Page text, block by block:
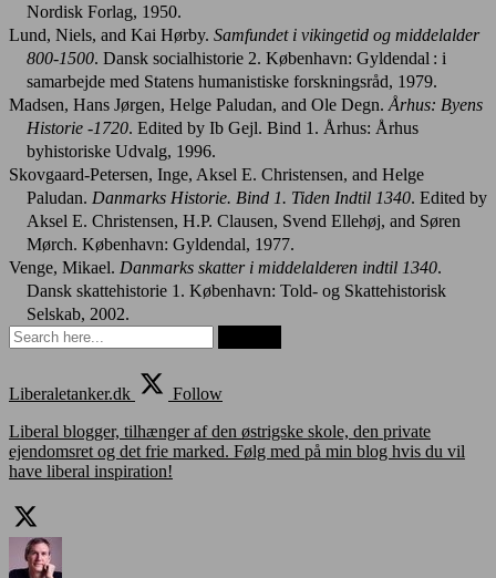
Nordisk Forlag, 1950.
Lund, Niels, and Kai Hørby. Samfundet i vikingetid og middelalder
800-1500. Dansk socialhistorie 2. København: Gyldendal : i
samarbejde med Statens humanistiske forskningsråd, 1979.
Madsen, Hans Jørgen, Helge Paludan, and Ole Degn. Århus: Byens
Historie -1720. Edited by Ib Gejl. Bind 1. Århus: Århus
byhistoriske Udvalg, 1996.
Skovgaard-Petersen, Inge, Aksel E. Christensen, and Helge
Paludan. Danmarks Historie. Bind 1. Tiden Indtil 1340. Edited by
Aksel E. Christensen, H.P. Clausen, Svend Ellehøj, and Søren
Mørch. København: Gyldendal, 1977.
Venge, Mikael. Danmarks skatter i middelalderen indtil 1340.
Dansk skattehistorie 1. København: Told- og Skattehistorisk
Selskab, 2002.
Liberaletanker.dk
Follow
Liberal blogger, tilhænger af den østrigske skole, den private
ejendomsret og det frie marked. Følg med på min blog hvis du vil
have liberal inspiration!